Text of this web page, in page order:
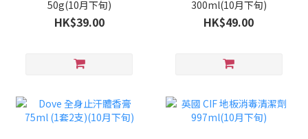
50g(10月下旬)
HK$39.00
300ml(10月下旬)
HK$49.00